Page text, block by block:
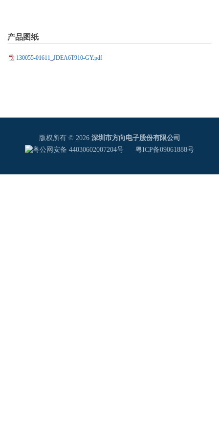
产品图纸
130055-01611_JDEA6T910-GY.pdf
版权所有 © 2026 深圳市方向电子股份有限公司
粤公网安备 44030602007204号
粤ICP备09061888号